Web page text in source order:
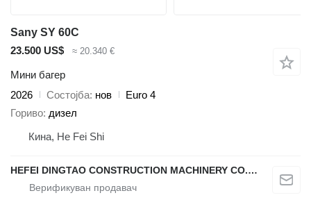
Sany SY 60C
23.500 US$
≈ 20.340 €
Мини багер
2026
Состојба нов
Euro 4
Гориво дизел
Кина, He Fei Shi
HEFEI DINGTAO CONSTRUCTION MACHINERY CO., LIMITED